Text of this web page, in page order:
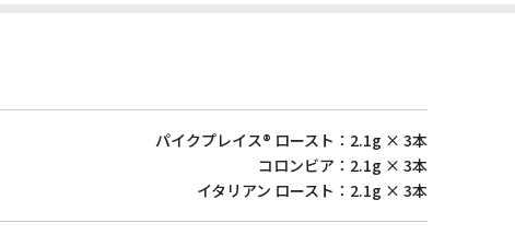
パイクプレイス® ロースト：2.1g × 3本
コロンビア：2.1g × 3本
イタリアン ロースト：2.1g × 3本